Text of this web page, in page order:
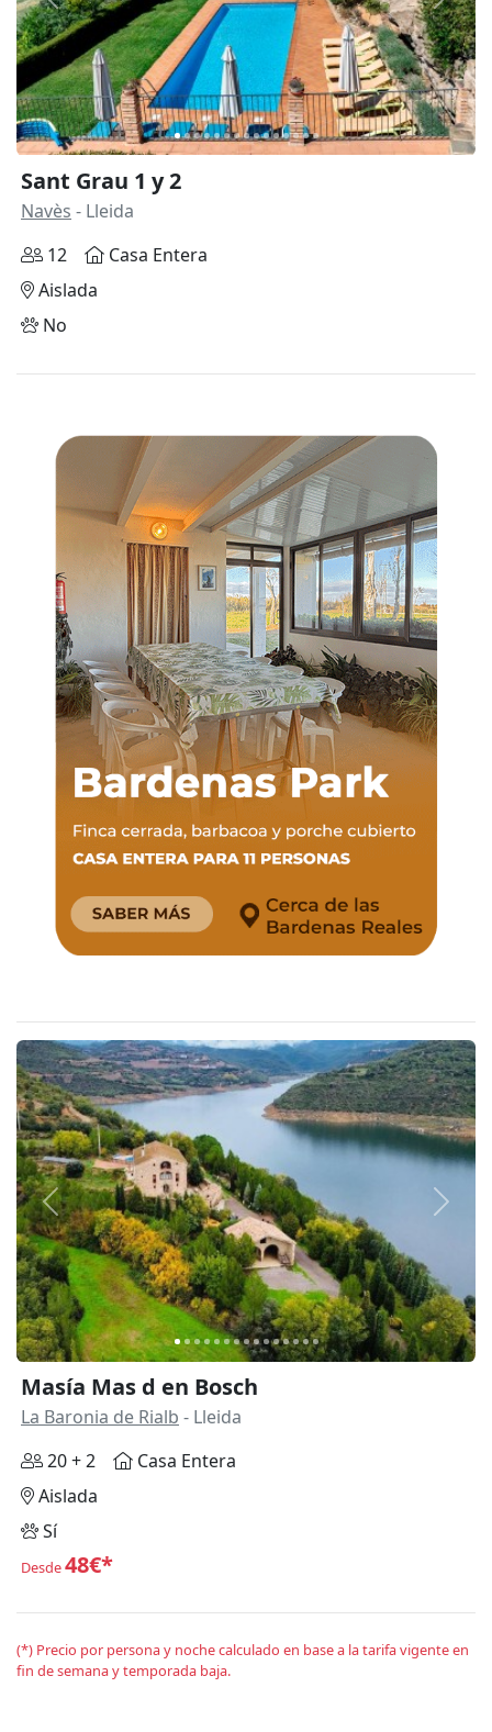
Anterior
Sant Grau 1 y 2
Navès - Lleida
12
Casa Entera
Aislada
No
Anterior
Masía Mas d en Bosch
La Baronia de Rialb - Lleida
20 + 2
Casa Entera
Aislada
Sí
Desde48€*
(*) Precio por persona y noche calculado en base a la tarifa vigente en
fin de semana y temporada baja.